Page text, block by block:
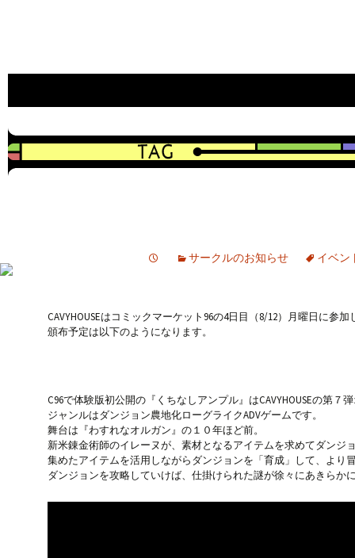
サークルのお知らせ イベン
CAVYHOUSEはコミックマーケット96の4日目（8/12）月曜日に参加
頒布予定は以下のようになります。
C96で体験版初公開の『くちなしアンプル』はCAVYHOUSEの第７
ジャンルはダンジョン農地化ローグライクADVゲームです。
舞台は『わすれなオルガン』の１０年ほど前。
新米錬金術師のイレーヌが、素材となるアイテムを求めてダンジ
集めたアイテムを活用しながらダンジョンを「育成」して、より
ダンジョンを攻略していけば、仕掛けられた謎が徐々にあきらか